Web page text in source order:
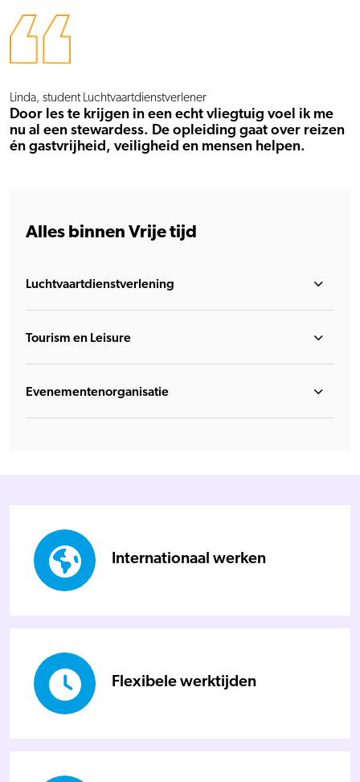
Linda, student Luchtvaartdienstverlener
Door les te krijgen in een echt vliegtuig voel ik me
nu al een stewardess. De opleiding gaat over reizen
én gastvrijheid, veiligheid en mensen helpen.
Alles binnen Vrije tijd
Luchtvaartdienstverlening
Tourism en Leisure
Evenementenorganisatie
Internationaal werken
Flexibele werktijden